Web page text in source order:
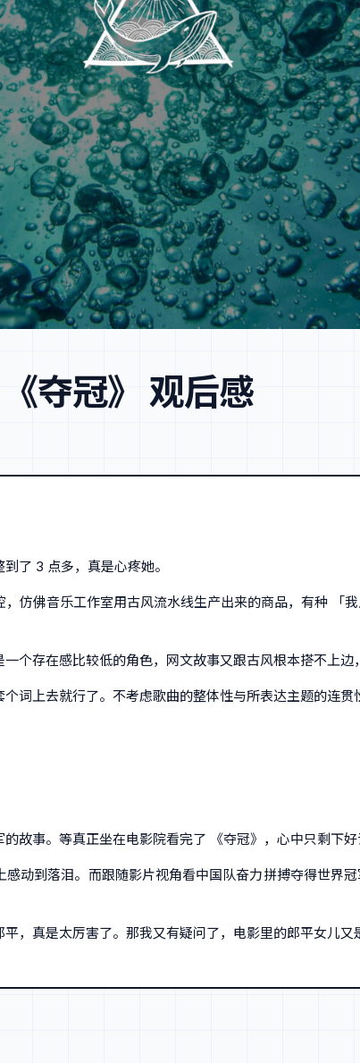
夺冠》 观后感
了 3 点多，真是心疼她。
仿佛音乐工作室用古风流水线生产出来的商品，有种 「
个存在感比较低的角色，网文故事又跟古风根本搭不上边
词上去就行了。不考虑歌曲的整体性与所表达主题的连贯
故事。等真正坐在电影院看完了 《夺冠》，心中只剩下好
动到落泪。而跟随影片视角看中国队奋力拼搏夺得世界
，真是太厉害了。那我又有疑问了，电影里的郎平女儿又